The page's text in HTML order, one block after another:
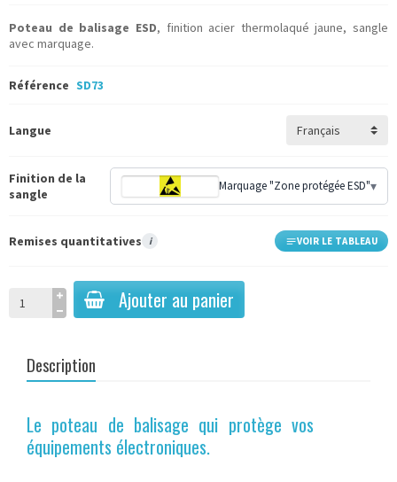
Poteau de balisage ESD, finition acier thermolaqué jaune, sangle
avec marquage.
Référence SD73
Langue
Finition de la
sangle
Marquage "Zone protégée ESD"▾
Remises quantitatives i VOIR LE TABLEAU
Ajouter au panier
Description
Le poteau de balisage qui protège vos
équipements électroniques.